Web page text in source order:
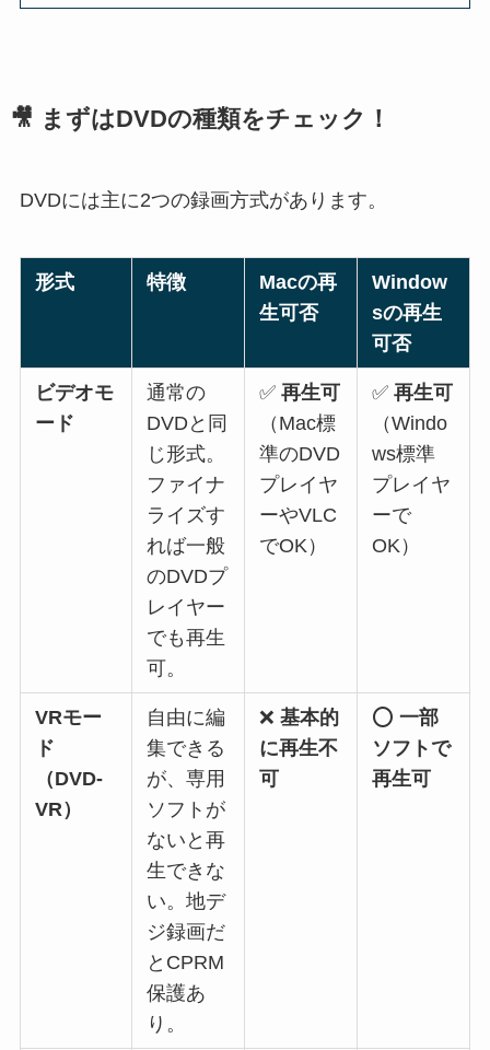
🎥 まずはDVDの種類をチェック！
DVDには主に2つの録画方式があります。
形式 特徴
Macの再
生可否
Window
sの再生
可否
ビデオモ
ード
通常の
DVDと同
じ形式。
ファイナ
ライズす
れば一般
のDVDプ
レイヤー
でも再生
可。
✅再生可
（Mac標
準のDVD
プレイヤ
ーやVLC
でOK）
✅再生可
（Windo
ws標準
プレイヤ
ーで
OK）
VRモー
ド
（DVD-
VR）
自由に編
集できる
が、専用
ソフトが
ないと再
生できな
い。地デ
ジ録画だ
とCPRM
保護あ
り。
❌基本的
に再生不
可
⭕一部
ソフトで
再生可